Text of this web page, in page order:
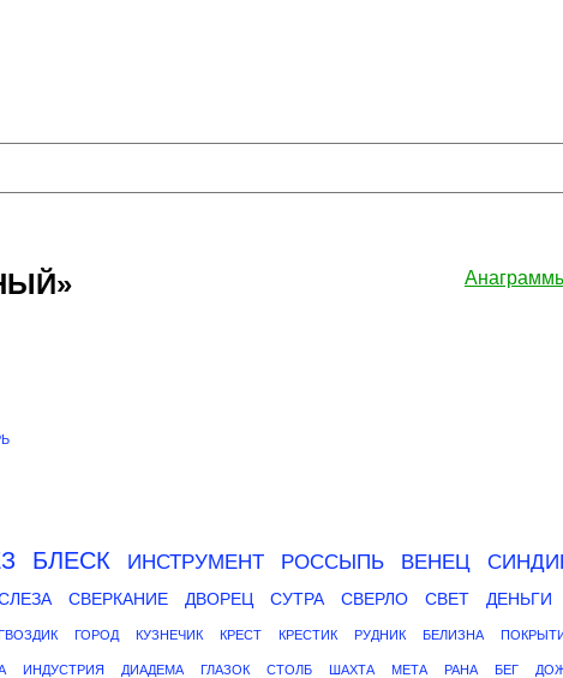
БЛЕСК ИНСТРУМЕНТ РОССЫПЬ ВЕНЕЦ
СВЕРКАНИЕ ДВОРЕЦ СУТРА СВЕРЛО СВЕТ ДЕНЬГИ
ГВОЗДИК ГОРОД КУЗНЕЧИК КРЕСТ КРЕСТИК РУДНИК БЕЛИЗНА
ИНДУСТРИЯ ДИАДЕМА ГЛАЗОК СТОЛБ ШАХТА МЕТА РАНА БЕГ